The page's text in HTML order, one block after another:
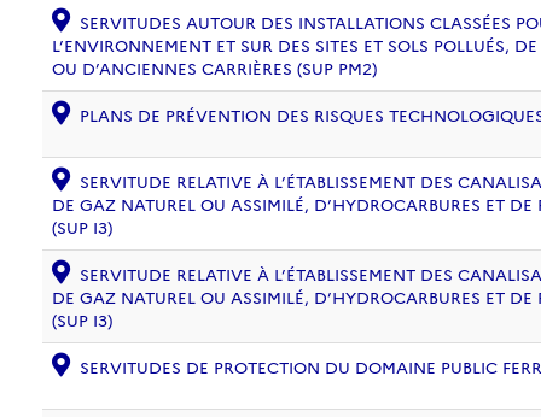
SERVITUDES AUTOUR DES INSTALLATIONS CLASSÉES
L’ENVIRONNEMENT ET SUR DES SITES ET SOLS POLLUÉS,
OU D’ANCIENNES CARRIÈRES (SUP PM2)
PLANS DE PRÉVENTION DES RISQUES
SERVITUDE RELATIVE À L’ÉTABLISSEMENT DES
DE GAZ NATUREL OU ASSIMILÉ, D’HYDROCARBURES ET
(SUP I3)
SERVITUDE RELATIVE À L’ÉTABLISSEMENT DES
DE GAZ NATUREL OU ASSIMILÉ, D’HYDROCARBURES ET
(SUP I3)
SERVITUDES DE PROTECTION DU DOMAINE PUBLIC